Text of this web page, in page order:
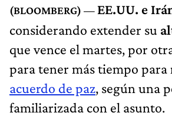
EE.UU. e
considerando extender su
que vence el martes, por
para tener más tiempo para
acuerdo de paz, según una
familiarizada con el asunto.